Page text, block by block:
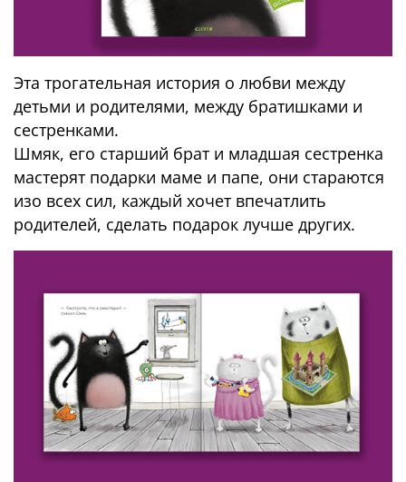
Эта трогательная история о любви между
детьми и родителями, между братишками и
сестренками.
Шмяк, его старший брат и младшая сестренка
мастерят подарки маме и папе, они стараются
изо всех сил, каждый хочет впечатлить
родителей, сделать подарок лучше других.